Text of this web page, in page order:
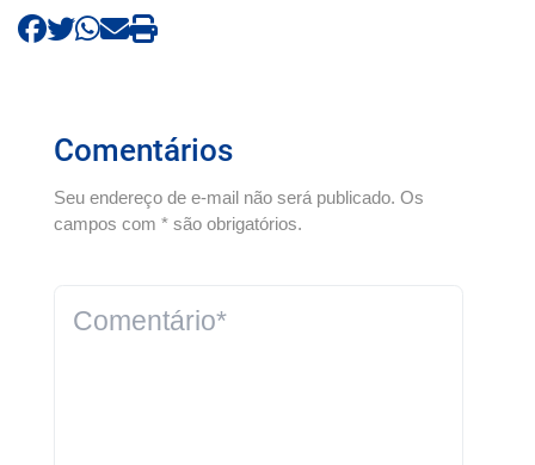
Comentários
Seu endereço de e-mail não será publicado. Os
campos com * são obrigatórios.